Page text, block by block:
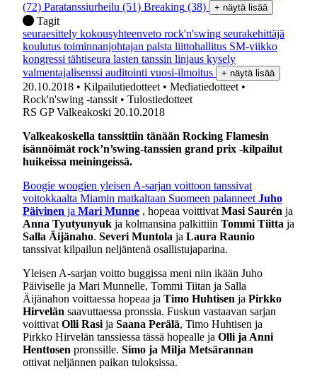
(72) Paratanssiurheilu (51) Breaking (38) + näytä lisää
Tagit
seuraesittely kokousyhteenveto rock'n'swing seurakehittäjä
koulutus toiminnanjohtajan palsta liittohallitus SM-viikko
kongressi tähtiseura lasten tanssin linjaus kysely
valmentajalisenssi auditointi vuosi-ilmoitus + näytä lisää
20.10.2018 • Kilpailutiedotteet • Mediatiedotteet •
Rock'n'swing -tanssit • Tulostiedotteet
RS GP Valkeakoski 20.10.2018
Valkeakoskella tanssittiin tänään Rocking Flamesin
isännöimät rock’n’swing-tanssien grand prix -kilpailut
huikeissa meiningeissä.
Boogie woogien yleisen A-sarjan voittoon tanssivat
voitokkaalta Miamin matkaltaan Suomeen palanneet Juho
Päivinen ja Mari Munne , hopeaa voittivat Masi Saurén ja
Anna Tyutyunyuk ja kolmansina palkittiin Tommi Tiitta ja
Salla Äijänaho. Severi Muntola ja Laura Raunio
tanssivat kilpailun neljäntenä osallistujaparina.
Yleisen A-sarjan voitto buggissa meni niin ikään Juho
Päiviselle ja Mari Munnelle, Tommi Tiitan ja Salla
Äijänahon voittaessa hopeaa ja Timo Huhtisen ja Pirkko
Hirvelän saavuttaessa pronssia. Fuskun vastaavan sarjan
voittivat Olli Rasi ja Saana Perälä, Timo Huhtisen ja
Pirkko Hirvelän tanssiessa tässä hopealle ja Olli ja Anni
Henttosen pronssille. Simo ja Milja Metsärannan
ottivat neljännen paikan tuloksissa.